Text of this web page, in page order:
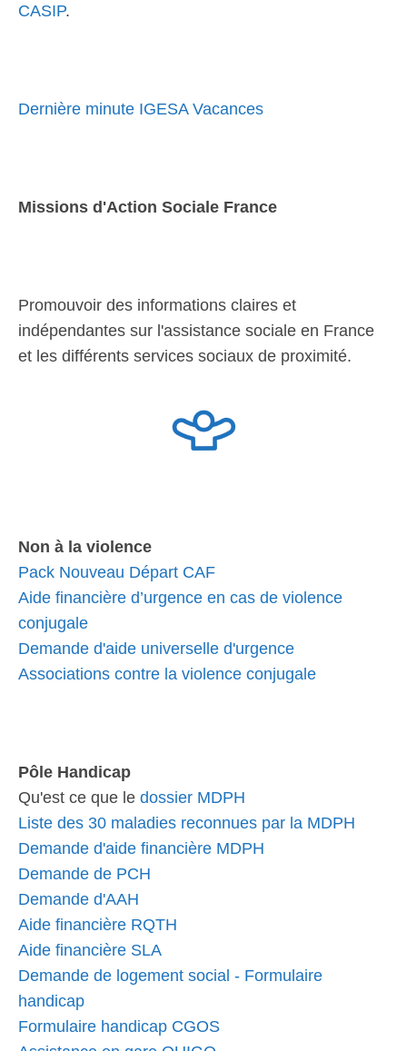
CASIP.
Dernière minute IGESA Vacances
Missions d'Action Sociale France
Promouvoir des informations claires et
indépendantes sur l'assistance sociale en France
et les différents services sociaux de proximité.
Non à la violence
Pack Nouveau Départ CAF
Aide financière d’urgence en cas de violence
conjugale
Demande d'aide universelle d'urgence
Associations contre la violence conjugale
Pôle Handicap
Qu'est ce que le dossier MDPH
Liste des 30 maladies reconnues par la MDPH
Demande d'aide financière MDPH
Demande de PCH
Demande d'AAH
Aide financière RQTH
Aide financière SLA
Demande de logement social - Formulaire
handicap
Formulaire handicap CGOS